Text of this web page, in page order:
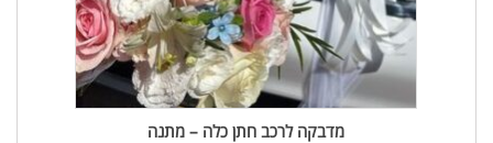
מדבקה לרכב חתן כלה – מתנה